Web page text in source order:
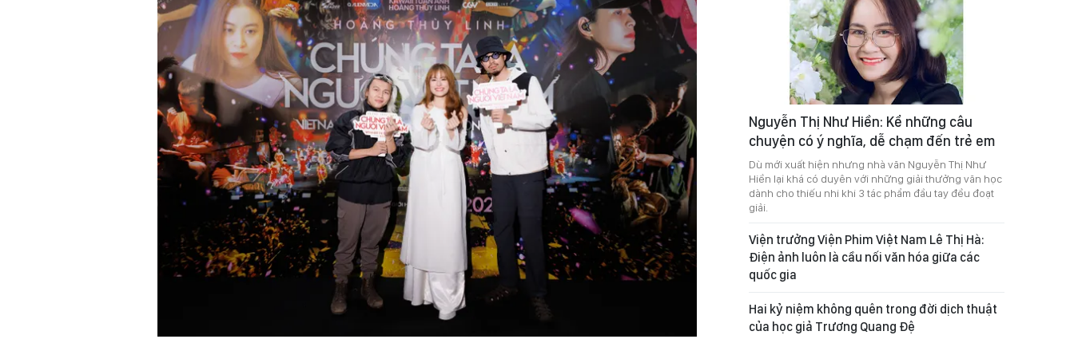
Nguyễn Thị Như Hiền: Kể những câu
chuyện có ý nghĩa, dễ chạm đến trẻ em
Dù mới xuất hiện nhưng nhà văn Nguyễn Thị Như
Hiền lại khá có duyên với những giải thưởng văn học
dành cho thiếu nhi khi 3 tác phẩm đầu tay đều đoạt
giải.
Viện trưởng Viện Phim Việt Nam Lê Thị Hà:
Điện ảnh luôn là cầu nối văn hóa giữa các
quốc gia
Hai kỷ niệm không quên trong đời dịch thuật
của học giả Trương Quang Đệ